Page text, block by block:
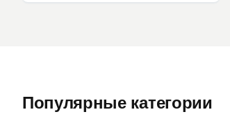
Популярные категории